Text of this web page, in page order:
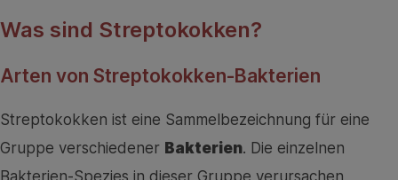
Was sind Streptokokken?
Arten von Streptokokken-Bakterien
Streptokokken ist eine Sammelbezeichnung für eine
Gruppe verschiedener Bakterien. Die einzelnen